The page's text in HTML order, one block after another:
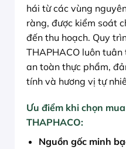
hái từ các vùng
ràng, được kiểm soát
đến thu hoạch. Quy
THAPHACO luôn
an toàn thực phẩm,
tính và hương vị tự
Ưu điểm khi chọn
THAPHACO:
Nguồn gốc minh